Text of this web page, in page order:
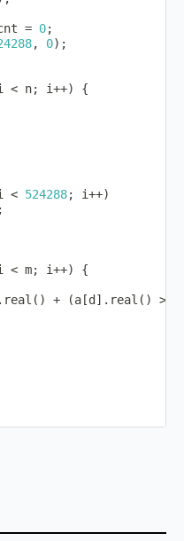
= 0;
, 0) ;
< n; i++)
{
< 524288; i++)
;
< m; i++)
{
. real ( ) + (a[d ] . real ( ) >